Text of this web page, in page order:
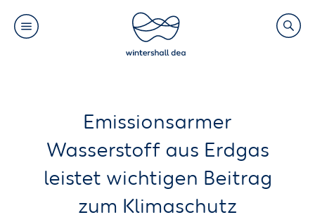
Search
Emissionsarmer
Wasserstoff aus Erdgas
leistet wichtigen Beitrag
zum Klimaschutz